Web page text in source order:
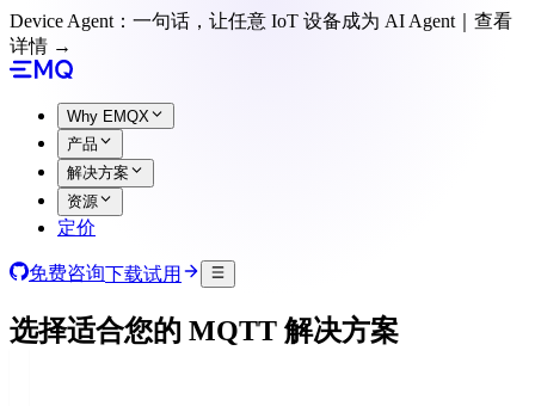
Device Agent：一句话，让任意 IoT 设备成为 AI Agent｜查看
详情 →
Why EMQX
产品
解决方案
资源
定价
免费咨询下载试用
选择适合您的 MQTT 解决方案